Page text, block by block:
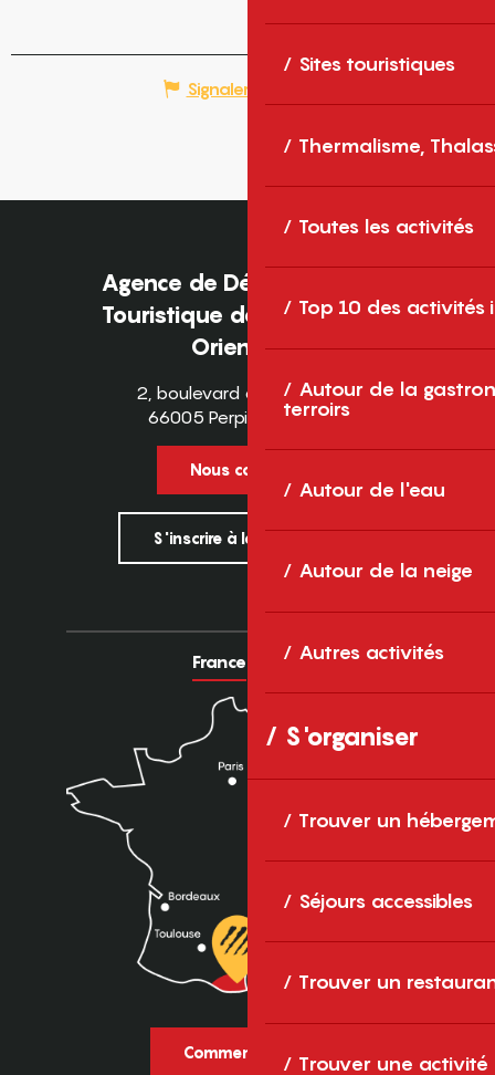
Sites touristiques
Thermalisme,
Toutes les activités
Top 10 des activités
Autour de la
terroirs
Autour de l'eau
Autour de la neige
Autres activités
S'organiser
Trouver un
Séjours accessibles
Trouver un
Trouver une activité
Signaler une erreur
Agence de Développement
Touristique des Pyrénées-
Orientales
2, boulevard des Pyrénées
66005 Perpignan Cedex
Nous contacter
S'inscrire à la newsletter
France Europe
Comment venir ?